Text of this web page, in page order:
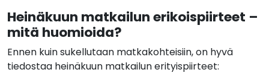
Heinäkuun matkailun erikoispiirteet –
mitä huomioida?
Ennen kuin sukellutaan matkakohteisiin, on hyvä
tiedostaa heinäkuun matkailun erityispiirteet: